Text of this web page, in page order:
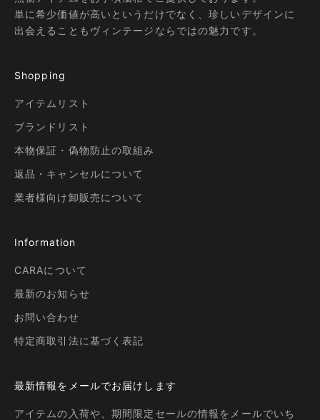
単に希少価値が高いというだけでなく、珍しいデザインに
出会えることもヴィンテージならではの魅力です。
Shopping
アイテムリスト
ブランドリスト
本物保証・偽物防止の取組み
返品・キャンセルについて
業者様向け卸販売について
Information
CARAについて
最新のお知らせ
お問い合わせ
特定商取引法に基づく表記
最新情報をメールでお届けします
アイテムの入荷や、期間限定セールの情報をメールでいち